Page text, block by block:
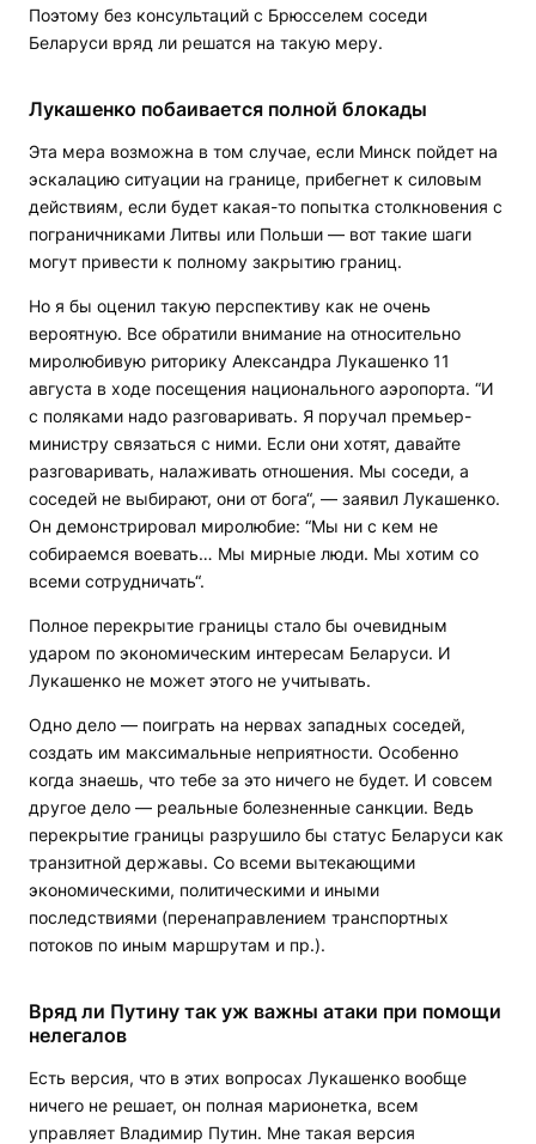
Поэтому без консультаций с Брюсселем соседи
Беларуси вряд ли решатся на такую меру.
Лукашенко побаивается полной блокады
Эта мера возможна в том случае, если Минск пойдет на
эскалацию ситуации на границе, прибегнет к силовым
действиям, если будет какая-то попытка столкновения с
пограничниками Литвы или Польши — вот такие шаги
могут привести к полному закрытию границ.
Но я бы оценил такую перспективу как не очень
вероятную. Все обратили внимание на относительно
миролюбивую риторику Александра Лукашенко 11
августа в ходе посещения национального аэропорта. “И
с поляками надо разговаривать. Я поручал премьер-
министру связаться с ними. Если они хотят, давайте
разговаривать, налаживать отношения. Мы соседи, а
соседей не выбирают, они от бога“, — заявил Лукашенко.
Он демонстрировал миролюбие: “Мы ни с кем не
собираемся воевать… Мы мирные люди. Мы хотим со
всеми сотрудничать“.
Полное перекрытие границы стало бы очевидным
ударом по экономическим интересам Беларуси. И
Лукашенко не может этого не учитывать.
Одно дело — поиграть на нервах западных соседей,
создать им максимальные неприятности. Особенно
когда знаешь, что тебе за это ничего не будет. И совсем
другое дело — реальные болезненные санкции. Ведь
перекрытие границы разрушило бы статус Беларуси как
транзитной державы. Со всеми вытекающими
экономическими, политическими и иными
последствиями (перенаправлением транспортных
потоков по иным маршрутам и пр.).
Вряд ли Путину так уж важны атаки при помощи
нелегалов
Есть версия, что в этих вопросах Лукашенко вообще
ничего не решает, он полная марионетка, всем
управляет Владимир Путин. Мне такая версия